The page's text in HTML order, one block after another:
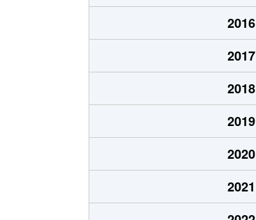
伏見
2,000万円
伏見
3,600万円
八幡
14,000万円
2016
2017
2018
2019
2020
2021